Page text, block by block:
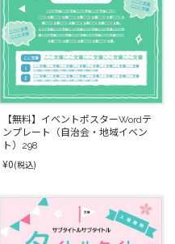
【無料】イベントポスターWordテ
ンプレート（自治会・地域イベン
ト）298
¥0(税込)